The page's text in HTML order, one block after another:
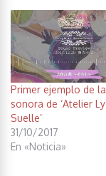
Primer ejemplo de
sonora de ‘Atelier
Suelle’
31/10/2017
En «Noticia»